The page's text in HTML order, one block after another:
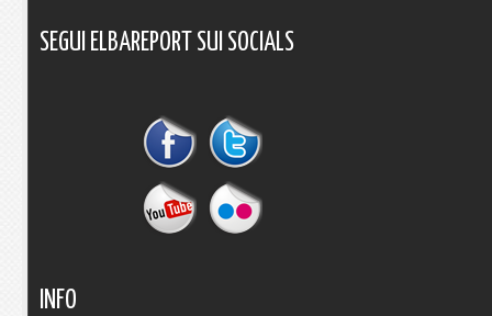
SEGUI ELBAREPORT SUI SOCIALS
INFO